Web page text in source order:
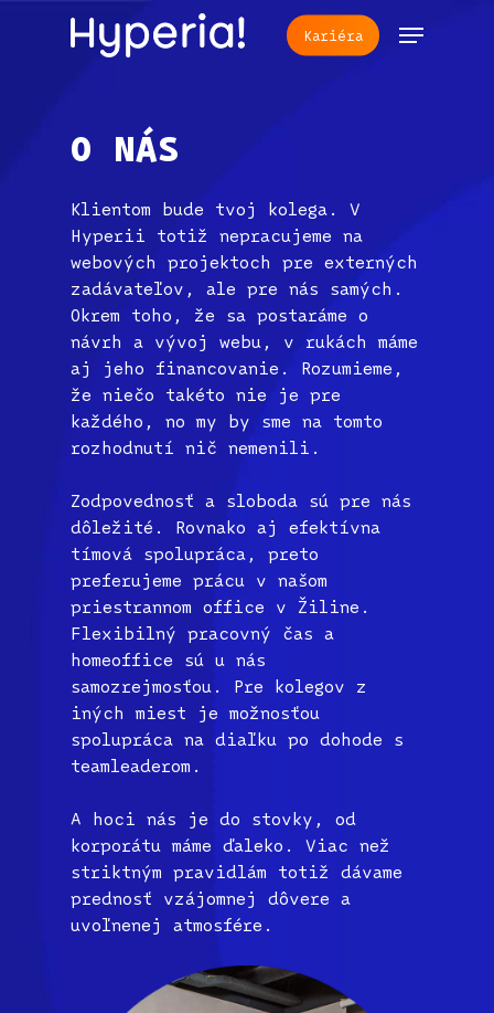
Kariéra Menu
O NÁS
Klientom bude tvoj kolega. V
Hyperii totiž nepracujeme na
webových projektoch pre externých
zadávateľov, ale pre nás samých.
Okrem toho, že sa postaráme o
návrh a vývoj webu, v rukách máme
aj jeho financovanie. Rozumieme,
že niečo takéto nie je pre
každého, no my by sme na tomto
rozhodnutí nič nemenili.
Zodpovednosť a sloboda sú pre nás
dôležité. Rovnako aj efektívna
tímová spolupráca, preto
preferujeme prácu v našom
priestrannom office v Žiline.
Flexibilný pracovný čas a
homeoffice sú u nás
samozrejmosťou. Pre kolegov z
iných miest je možnosťou
spolupráca na diaľku po dohode s
teamleaderom.
A hoci nás je do stovky , od
korporátu máme ďaleko. Viac než
striktným pravidlám totiž dávame
prednosť vzájomnej dôvere a
uvoľnenej atmosfére.